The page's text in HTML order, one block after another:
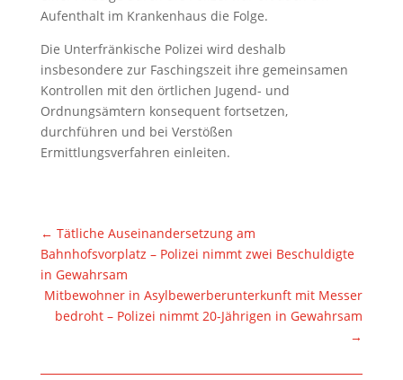
Aufenthalt im Krankenhaus die Folge.
Die Unterfränkische Polizei wird deshalb
insbesondere zur Faschingszeit ihre gemeinsamen
Kontrollen mit den örtlichen Jugend- und
Ordnungsämtern konsequent fortsetzen,
durchführen und bei Verstößen
Ermittlungsverfahren einleiten.
← Tätliche Auseinandersetzung am
Bahnhofsvorplatz – Polizei nimmt zwei Beschuldigte
in Gewahrsam
Mitbewohner in Asylbewerberunterkunft mit Messer
bedroht – Polizei nimmt 20-Jährigen in Gewahrsam
→